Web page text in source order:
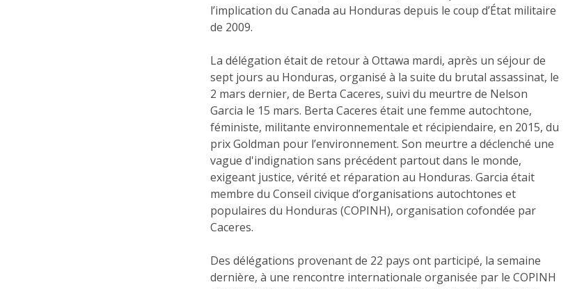
l’implication du Canada au Honduras depuis le coup d’État militaire
de 2009.
La délégation était de retour à Ottawa mardi, après un séjour de
sept jours au Honduras, organisé à la suite du brutal assassinat, le
2 mars dernier, de Berta Caceres, suivi du meurtre de Nelson
Garcia le 15 mars. Berta Caceres était une femme autochtone,
féministe, militante environnementale et récipiendaire, en 2015, du
prix Goldman pour l’environnement. Son meurtre a déclenché une
vague d'indignation sans précédent partout dans le monde,
exigeant justice, vérité et réparation au Honduras. Garcia était
membre du Conseil civique d’organisations autochtones et
populaires du Honduras (COPINH), organisation cofondée par
Caceres.
Des délégations provenant de 22 pays ont participé, la semaine
dernière, à une rencontre internationale organisée par le COPINH